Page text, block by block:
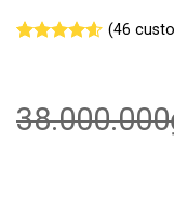
customer
ratings
(46
38.000.000